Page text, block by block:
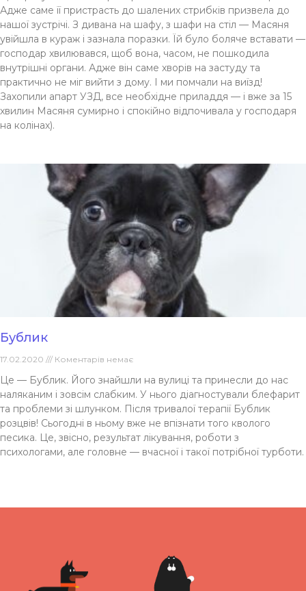
Адже саме її пристрасть до шалених стрибків призвела до
нашої зустрічі. З дивана на шафу, з шафи на стіл — Масяня
увійшла в кураж і зазнала поразки. Їй було боляче вставати —
господар хвилювався, щоб вона, часом, не пошкодила
внутрішні органи. Адже він саме хворів на застуду та
практично не міг вийти з дому. І ми помчали на виїзд!
Захопили апарт УЗД, все необхідне приладдя — і вже за 15
хвилин Масяня сумирно і спокійно відпочивала у господаря
на колінах).
Бублик
17.02.2020 Коментарів немає
Це — Бублик. Його знайшли на вулиці та принесли до нас
наляканим і зовсім слабким. У нього діагностували блефарит
та проблеми зі шлунком. Після тривалої терапії Бублик
розцвів! Сьогодні в ньому вже не впізнати того кволого
песика. Це, звісно, результат лікування, роботи з
психологами, але головне — вчасної і такої потрібної турботи.